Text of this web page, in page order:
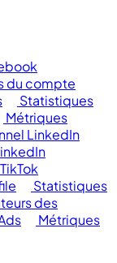
du compte
Statistiques
Métriques
LinkedIn
Statistiques
des
Métriques